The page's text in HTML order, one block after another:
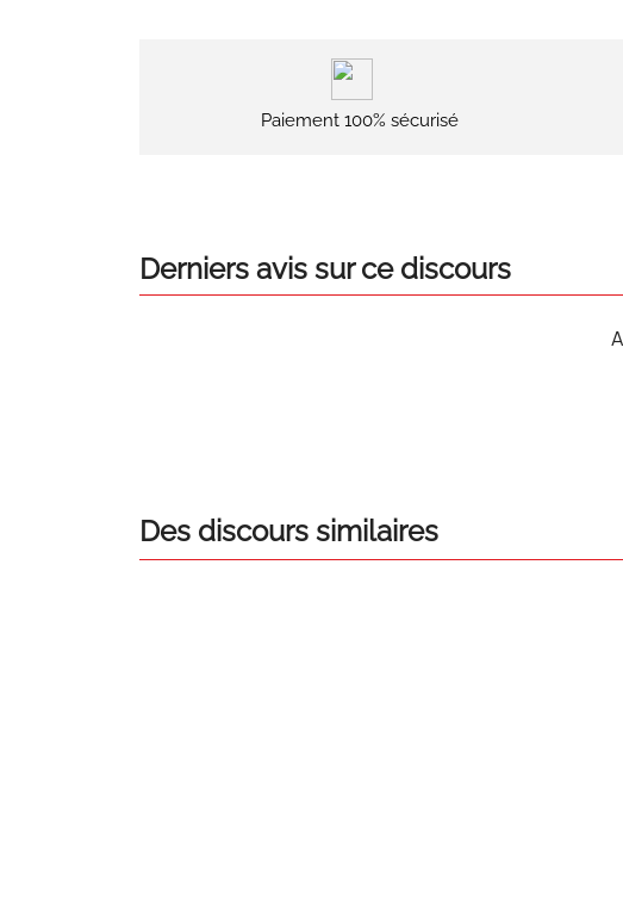
Paiement 100% sécurisé
Derniers avis sur ce discours
Des discours similaires